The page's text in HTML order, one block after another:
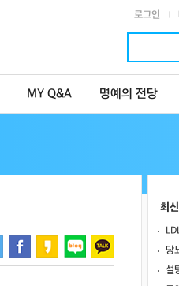
로그인
MY Q&A 명예의 전당
최